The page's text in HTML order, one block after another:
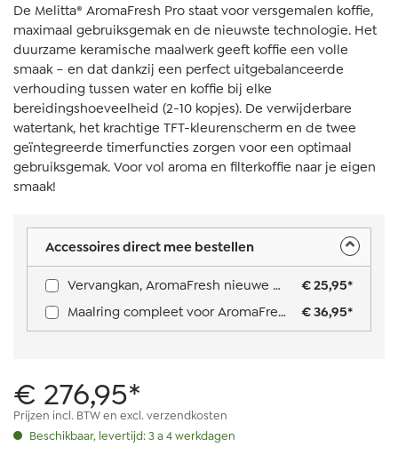
De Melitta® AromaFresh Pro staat voor versgemalen koffie,
maximaal gebruiksgemak en de nieuwste technologie. Het
duurzame keramische maalwerk geeft koffie een volle
smaak – en dat dankzij een perfect uitgebalanceerde
verhouding tussen water en koffie bij elke
bereidingshoeveelheid (2-10 kopjes). De verwijderbare
watertank, het krachtige TFT-kleurenscherm en de twee
geïntegreerde timerfuncties zorgen voor een optimaal
gebruiksgemak. Voor vol aroma en filterkoffie naar je eigen
smaak!
Accessoires direct mee bestellen
Vervangkan, AromaFresh nieuwe generatie: Type 1030-01/02 & 1030-05/06
€ 25,95*
Maalring compleet voor AromaFresh
€ 36,95*
€ 276,95*
Prijzen incl. BTW en excl. verzendkosten
Beschikbaar, levertijd: 3 a 4 werkdagen